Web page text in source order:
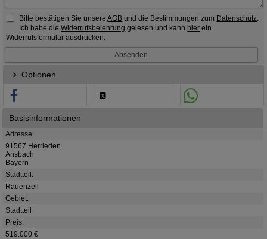
Bitte bestätigen Sie unsereAGB und die Bestimmungen zum Datenschutz
Ich habe dieWiderrufsbelehrung gelesen und kann hier ein
Widerrufsformular ausdrucken.
Optionen
Basisinformationen
Adresse:
91567 Herrieden
Ansbach
Bayern
Stadtteil:
Rauenzell
Gebiet:
Stadtteil
Preis:
519.000 €